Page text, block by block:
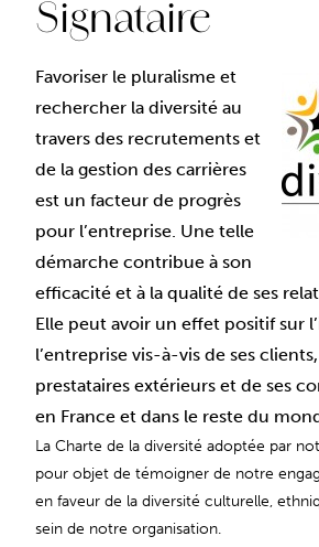
Signataire
Favoriser le pluralisme et
rechercher la diversité au
travers des recrutements et
de la gestion des carrières
est un facteur de progrès
pour l’entreprise. Une telle
démarche contribue à son
efficacité et à la qualité de ses
Elle peut avoir un effet positif sur
l’entreprise vis-à-vis de ses
prestataires extérieurs et de ses
en France et dans le reste du
La Charte de la diversité adoptée par
pour objet de témoigner de notre
en faveur de la diversité culturelle,
sein de notre organisation.